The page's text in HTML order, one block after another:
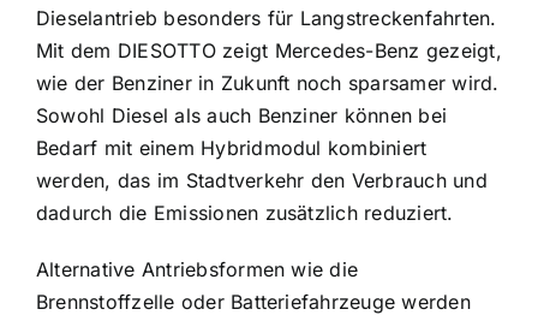
Dieselantrieb besonders für Langstreckenfahrten.
Mit dem DIESOTTO zeigt Mercedes-Benz gezeigt,
wie der Benziner in Zukunft noch sparsamer wird.
Sowohl Diesel als auch Benziner können bei
Bedarf mit einem Hybridmodul kombiniert
werden, das im Stadtverkehr den Verbrauch und
dadurch die Emissionen zusätzlich reduziert.
Alternative Antriebsformen wie die
Brennstoffzelle oder Batteriefahrzeuge werden